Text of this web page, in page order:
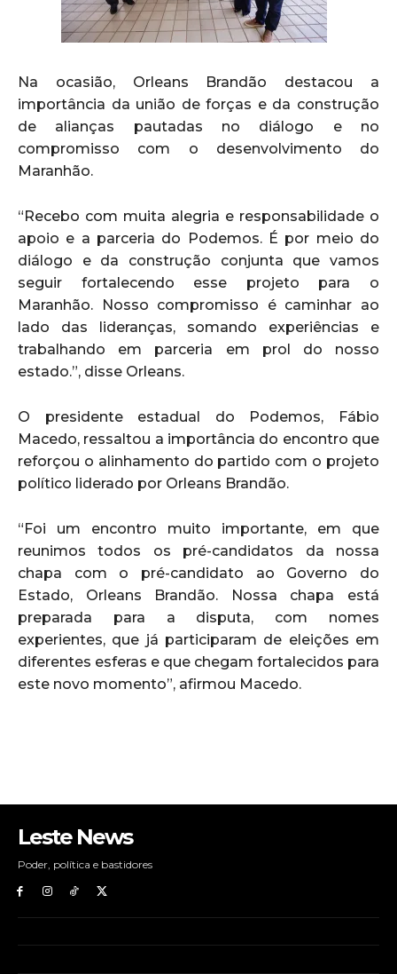
Na ocasião, Orleans Brandão destacou a
importância da união de forças e da construção
de alianças pautadas no diálogo e no
compromisso com o desenvolvimento do
Maranhão.
“Recebo com muita alegria e responsabilidade o
apoio e a parceria do Podemos. É por meio do
diálogo e da construção conjunta que vamos
seguir fortalecendo esse projeto para o
Maranhão. Nosso compromisso é caminhar ao
lado das lideranças, somando experiências e
trabalhando em parceria em prol do nosso
estado.”, disse Orleans.
O presidente estadual do Podemos, Fábio
Macedo, ressaltou a importância do encontro que
reforçou o alinhamento do partido com o projeto
político liderado por Orleans Brandão.
“Foi um encontro muito importante, em que
reunimos todos os pré-candidatos da nossa
chapa com o pré-candidato ao Governo do
Estado, Orleans Brandão. Nossa chapa está
preparada para a disputa, com nomes
experientes, que já participaram de eleições em
diferentes esferas e que chegam fortalecidos para
este novo momento”, afirmou Macedo.
Leste News
Poder, política e bastidores